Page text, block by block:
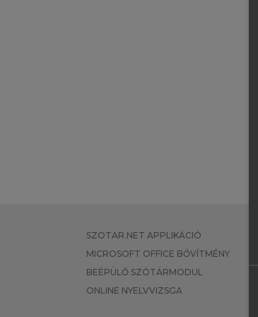
SZOTAR.NET APPLIKÁCIÓ
MICROSOFT OFFICE BŐVÍTMÉNY
BEÉPÜLŐ SZÓTÁRMODUL
ONLINE NYELVVIZSGA